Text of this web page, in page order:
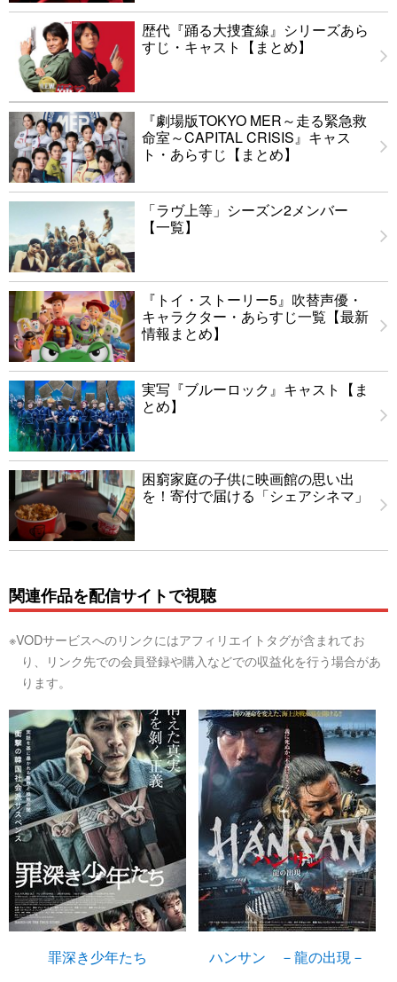
歴代『踊る大捜査線』シリーズあら
すじ・キャスト【まとめ】
『劇場版TOKYO MER～走る緊急救
命室～CAPITAL CRISIS』キャス
ト・あらすじ【まとめ】
「ラヴ上等」シーズン2メンバー
【一覧】
『トイ・ストーリー5』吹替声優・
キャラクター・あらすじ一覧【最新
情報まとめ】
実写『ブルーロック』キャスト【ま
とめ】
困窮家庭の子供に映画館の思い出
を！寄付で届ける「シェアシネマ」
関連作品を配信サイトで視聴
※VODサービスへのリンクにはアフィリエイトタグが含まれてお
り、リンク先での会員登録や購入などでの収益化を行う場合があ
ります。
罪深き少年たち ハンサン －龍の出現－